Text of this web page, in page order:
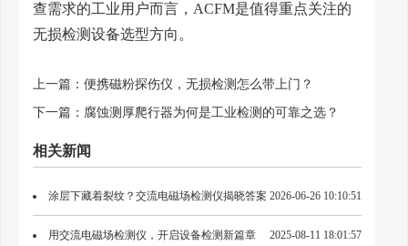
查需求的工业用户而言，ACFM是值得重点关注的
无损检测设备选型方向。
上一篇： 便携磁粉探伤仪，无损检测怎么带上门？
下一篇： 腐蚀测厚爬行器为何是工业检测的可靠之选？
相关新闻
2026-06-26 10:10:51
涂层下藏着裂纹？交流电磁场检测仪揭晓答案
2025-08-11 18:01:57
用交流电磁场检测仪，开启设备检测新篇章